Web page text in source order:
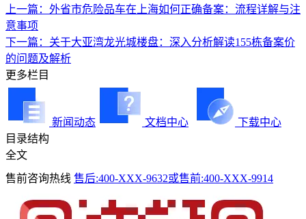
上一篇：外省市危险品车在上海如何正确备案：流程详解与注
意事项
下一篇：关于大亚湾龙光城楼盘：深入分析解读155栋备案价
的问题及解析
更多栏目
新闻动态 文档中心
下载中心
目录结构
全文
售前咨询热线 售后:400-XXX-9632或售前:400-XXX-9914